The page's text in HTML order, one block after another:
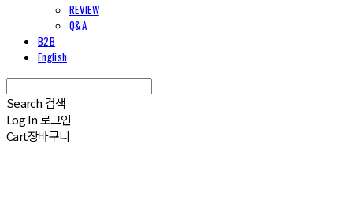
REVIEW
Q&A
B2B
English
Search 검색
Log In로그인
Cart장바구니